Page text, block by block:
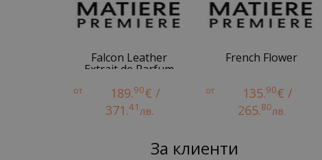
Falcon Leather
Extrait de Parfum
от 189.90€ /
371.41лв.
French Flower
от 135.90€ /
265.80лв.
За клиенти